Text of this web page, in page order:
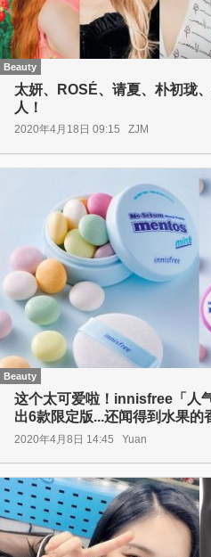
Beauty
太妍、ROSÉ、请夏、朴初珑
人！
2020年4月18日 09:15 ZJM
Beauty
这个太可爱啦！innisfree「人
出6款限定版...还闻得到水果的
2020年4月8日 14:45 Yuan